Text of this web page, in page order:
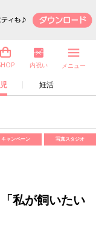
妊活
内祝い メニュー
キャンペーン 写真スタジオ
私が飼いたい